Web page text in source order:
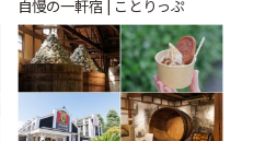
自慢の一軒宿 | ことりっぷ